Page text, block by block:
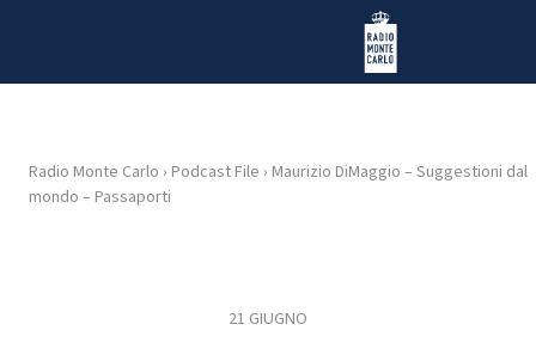
Radio Monte Carlo
HOME
Radio Monte Carlo › Podcast File › Maurizio DiMaggio – Suggestioni dal
mondo – Passaporti
21 GIUGNO